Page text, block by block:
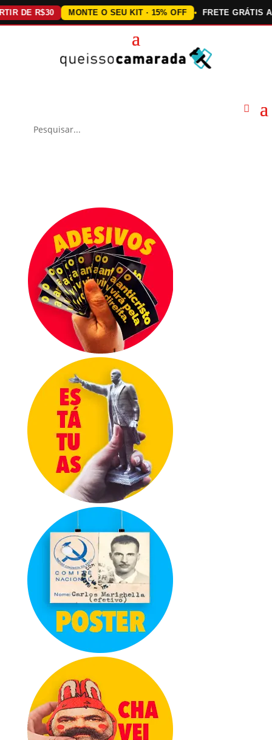
R$30 MONTE O SEU KIT · 15% OFF FRETE GRÁTIS